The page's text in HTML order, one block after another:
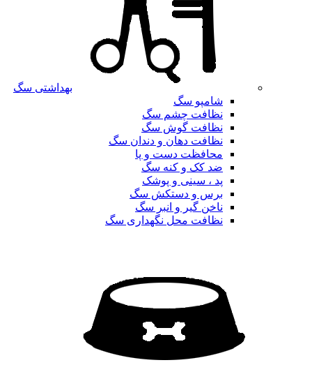
بهداشتی سگ
شامپو سگ
نظافت چشم سگ
نظافت گوش سگ
نظافت دهان و دندان سگ
محافظت دست و پا
ضد کک و کنه سگ
پد ، سینی و پوشک
برس و دستکش سگ
ناخن گیر و انبر سگ
نظافت محل نگهداری سگ